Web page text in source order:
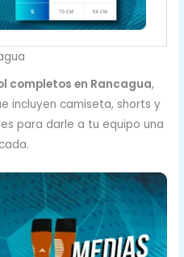
completos en Rancagua,
incluyen camiseta, shorts y
para darle a tu equipo una